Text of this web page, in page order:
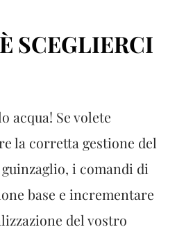
SCEGLIERCI
acqua! Se volete
la corretta gestione del
guinzaglio, i comandi di
base e incrementare
del vostro